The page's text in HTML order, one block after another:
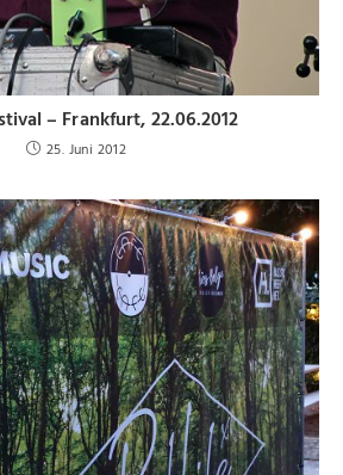
– Frankfurt, 22.06.2012
25. Juni 2012